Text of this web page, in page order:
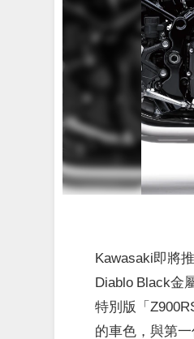
Kawasaki即將
Diablo Black金
特別版「
的車色，與第